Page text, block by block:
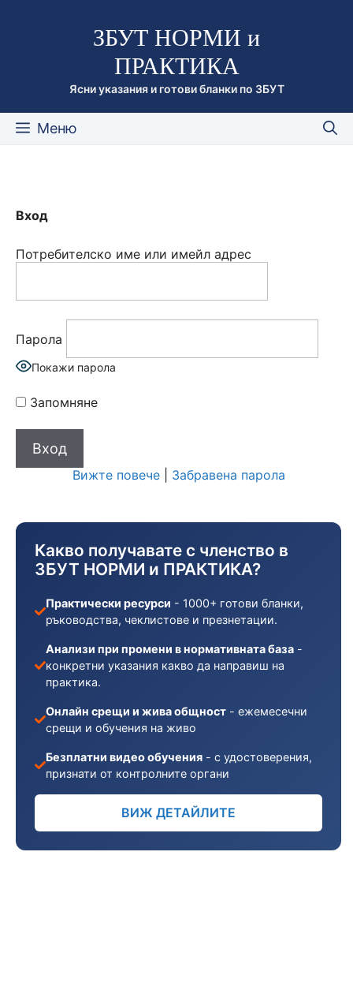
съдържаниетоЗБУТ НОРМИ и
ПРАКТИКА
Ясни указания и готови бланки по ЗБУТ
Меню
Вход
Потребителско име или имейл адрес
Парола
Покажи парола
Запомняне
Вижте повече| Забравена парола
Какво получавате с членство в
ЗБУТ НОРМИ и ПРАКТИКА?
Практически ресурси - 1000+ готови бланки,
ръководства, чеклистове и презнетации.
Анализи при промени в нормативната база -
конкретни указания какво да направиш на
практика.
Онлайн срещи и жива общност - ежемесечни
срещи и обучения на живо
Безплатни видео обучения - с удостоверения,
признати от контролните органи
ВИЖ ДЕТАЙЛИТЕ